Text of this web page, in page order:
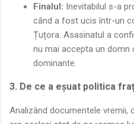
Finalul: Inevitabilul s-a
când a fost ucis într-un
Țuțora. Asasinatul a
nu mai accepta un domn
dominante.
3. De ce a eșuat politica
Analizând documentele vremii,